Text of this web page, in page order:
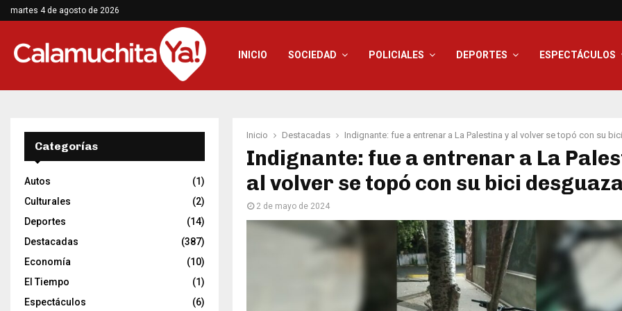
martes 4 de agosto de 2026
INICIO SOCIEDAD POLICIALES DEPORTES ESPECTÁCULOS
Inicio Destacadas Indignante: fue a entrenar a La Palestina y al volver se topó con su
Indignante: fue a entrenar a La
al volver se topó con su bici
2 de mayo de 2024
Categorías
Autos
(1)
Culturales
(2)
Deportes
(14)
Destacadas
(387)
Economía
(10)
El Tiempo
(1)
Espectáculos
(6)